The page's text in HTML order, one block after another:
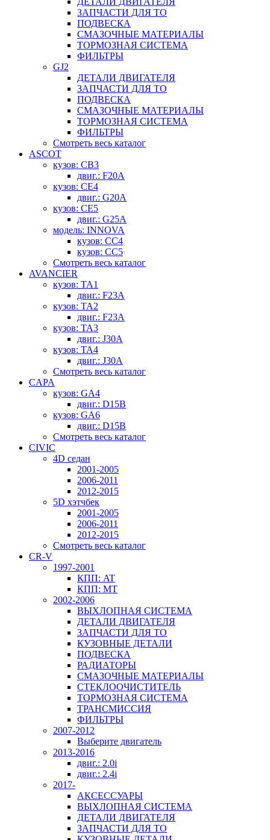
ЗАПЧАСТИ ДЛЯ ТО
ПОДВЕСКА
СМАЗОЧНЫЕ МАТЕРИАЛЫ
ТОРМОЗНАЯ СИСТЕМА
ФИЛЬТРЫ
GJ2
ДЕТАЛИ ДВИГАТЕЛЯ
ЗАПЧАСТИ ДЛЯ ТО
ПОДВЕСКА
СМАЗОЧНЫЕ МАТЕРИАЛЫ
ТОРМОЗНАЯ СИСТЕМА
ФИЛЬТРЫ
Смотреть весь каталог
ASCOT
кузов: CB3
двиг.: F20A
кузов: CE4
двиг.: G20A
кузов: CE5
двиг.: G25A
модель: INNOVA
кузов: CC4
кузов: CC5
Смотреть весь каталог
AVANCIER
кузов: TA1
двиг.: F23A
кузов: TA2
двиг.: F23A
кузов: TA3
двиг.: J30A
кузов: TA4
двиг.: J30A
Смотреть весь каталог
CAPA
кузов: GA4
двиг.: D15B
кузов: GA6
двиг.: D15B
Смотреть весь каталог
CIVIC
4D седан
2001-2005
2006-2011
2012-2015
5D хэтчбек
2001-2005
2006-2011
2012-2015
Смотреть весь каталог
CR-V
1997-2001
КПП: AT
КПП: MT
2002-2006
ВЫХЛОПНАЯ СИСТЕМА
ДЕТАЛИ ДВИГАТЕЛЯ
ЗАПЧАСТИ ДЛЯ ТО
КУЗОВНЫЕ ДЕТАЛИ
ПОДВЕСКА
РАДИАТОРЫ
СМАЗОЧНЫЕ МАТЕРИАЛЫ
СТЕКЛООЧИСТИТЕЛЬ
ТОРМОЗНАЯ СИСТЕМА
ТРАНСМИССИЯ
ФИЛЬТРЫ
2007-2012
Выберите двигатель
2013-2016
двиг.: 2.0i
двиг.: 2.4i
2017-
АКСЕССУАРЫ
ВЫХЛОПНАЯ СИСТЕМА
ДЕТАЛИ ДВИГАТЕЛЯ
ЗАПЧАСТИ ДЛЯ ТО